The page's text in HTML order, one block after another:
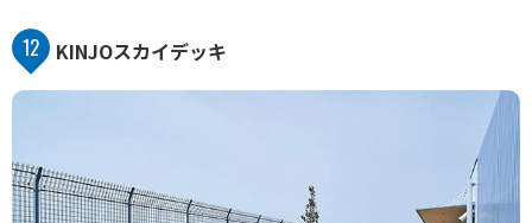
12 KINJOスカイデッキ